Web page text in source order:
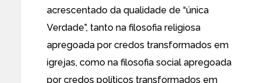
acrescentado da qualidade de “única
Verdade”, tanto na filosofia religiosa
apregoada por credos transformados em
igrejas, como na filosofia social apregoada
por credos políticos transformados em